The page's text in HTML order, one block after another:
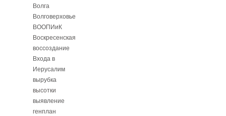
Волга
Волговерховье
ВООПИиК
Воскресенская
воссоздание
Входа в
Иерусалим
вырубка
высотки
выявление
генплан